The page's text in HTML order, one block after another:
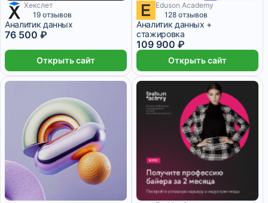
8 месяцев
Хекслет
19 отзывов
Аналитик данных
76 500 ₽
Открыть сайт
4 579 ₽/мес 8 месяцев
Eduson Academy
128 отзывов
Аналитик данных +
стажировка
109 900 ₽
Открыть сайт